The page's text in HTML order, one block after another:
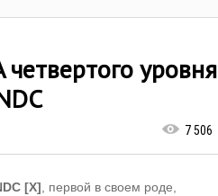
уровня
7 506
[X] , первой в своем роде,